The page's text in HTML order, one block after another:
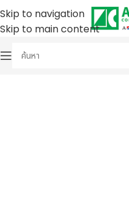
Skip to navigation
Skip to main content